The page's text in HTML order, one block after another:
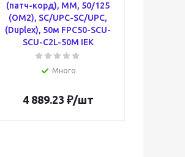
(патч-корд), MM, 50/125
(OM2), SC/UPC-SC/UPC,
(Duplex), 50м FPC50-SCU-
SCU-C2L-50M IEK
Много
4 889.23 ₽/шт